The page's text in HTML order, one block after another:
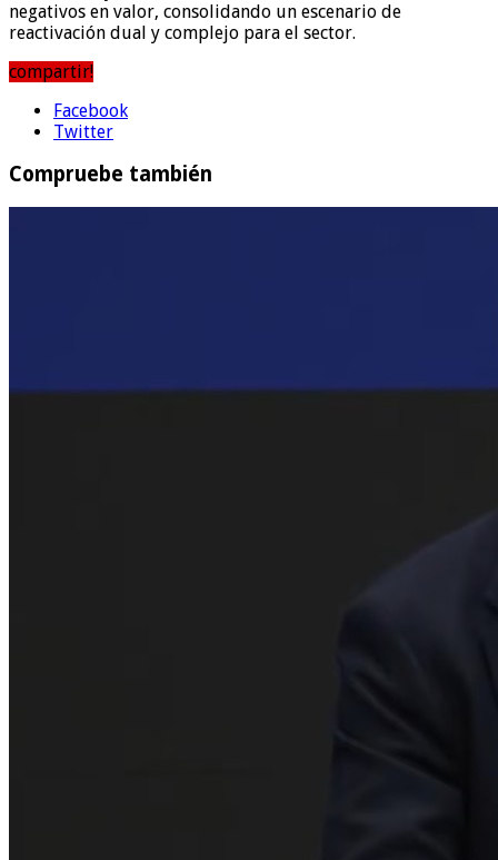
negativos en valor, consolidando un escenario de
reactivación dual y complejo para el sector.
compartir!
Facebook
Twitter
Compruebe también